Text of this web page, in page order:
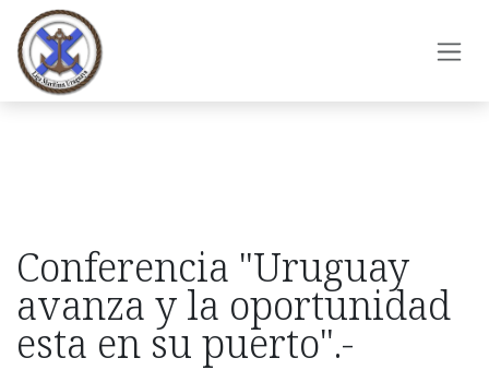
Ir al contenido
Conferencia "Uruguay
avanza y la oportunidad
esta en su puerto".-